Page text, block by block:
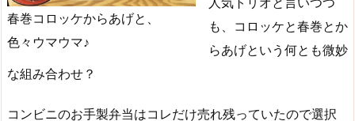
春巻コロッケからあげと、
色々ウマウマ♪
も、コロッケと春巻とか
らあげという何とも微妙
な組み合わせ？
コンビニのお手製弁当はコレだけ売れ残っていたので選択